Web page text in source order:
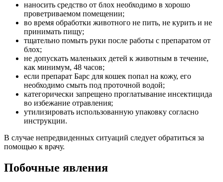
наносить средство от блох необходимо в хорошо
проветриваемом помещении;
во время обработки животного не пить, не курить и не
принимать пищу;
тщательно помыть руки после работы с препаратом от
блох;
не допускать маленьких детей к животным в течение,
как минимум, 48 часов;
если препарат Барс для кошек попал на кожу, его
необходимо смыть под проточной водой;
категорически запрещено проглатывание инсектицида
во избежание отравления;
утилизировать использованную упаковку согласно
инструкции.
В случае непредвиденных ситуаций следует обратиться за
помощью к врачу.
Побочные явления